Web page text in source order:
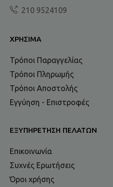
210 9524109
ΧΡΉΣΙΜΑ
Τρόποι Παραγγελίας
Τρόποι Πληρωμής
Τρόποι Αποστολής
Εγγύηση - Επιστροφές
ΕΞΥΠΗΡΈΤΗΣΗ ΠΕΛΑΤΏΝ
Επικοινωνία
Συχνές Ερωτήσεις
Όροι χρήσης